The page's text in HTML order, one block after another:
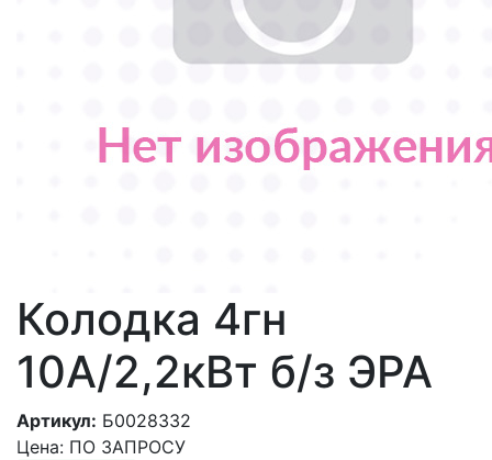
Колодка 4гн
10А/2,2кВт б/з ЭРА
Артикул: Б0028332
Цена: ПО ЗАПРОСУ